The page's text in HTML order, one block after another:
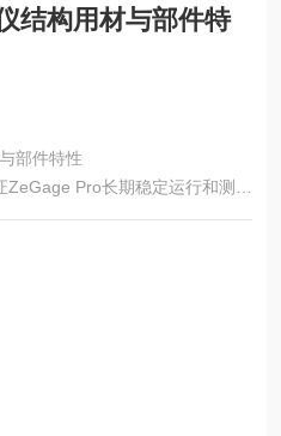
结构用材与部件特
部件特性
Pro长期稳定运行和测量